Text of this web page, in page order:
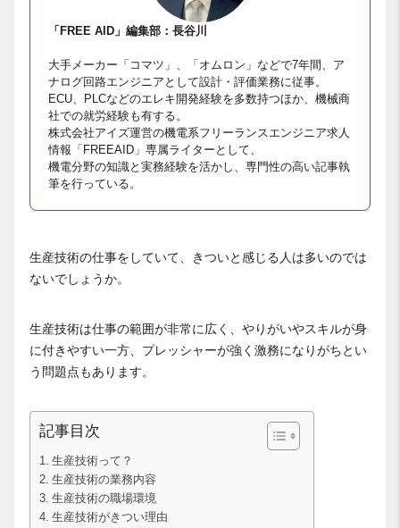
「FREE AID」編集部：長谷川
大手メーカー「コマツ」、「オムロン」などで7年間、ア
ナログ回路エンジニアとして設計・評価業務に従事。
ECU、PLCなどのエレキ開発経験を多数持つほか、機械商
社での就労経験も有する。
株式会社アイズ運営の機電系フリーランスエンジニア求人
情報「FREEAID」専属ライターとして、
機電分野の知識と実務経験を活かし、専門性の高い記事執
筆を行っている。
生産技術の仕事をしていて、きついと感じる人は多いのでは
ないでしょうか。
生産技術は仕事の範囲が非常に広く、やりがいやスキルが身
に付きやすい一方、プレッシャーが強く激務になりがちとい
う問題点もあります。
記事目次
生産技術って？
生産技術の業務内容
生産技術の職場環境
生産技術がきつい理由